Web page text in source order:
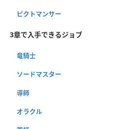
ピクトマンサー
3章で入手できるジョブ
竜騎士
ソードマスター
導師
オラクル